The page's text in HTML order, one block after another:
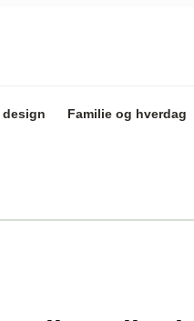
Familie og hverdag